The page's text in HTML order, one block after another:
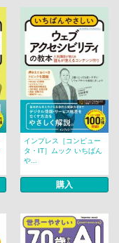
インプレス［コンピュー
タ・IT］ムック いちばん
や...
購入